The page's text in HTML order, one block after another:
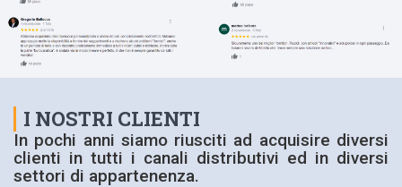
I NOSTRI CLIENTI
In pochi anni siamo riusciti ad acquisire diversi
clienti in tutti i canali distributivi ed in diversi
settori di appartenenza.